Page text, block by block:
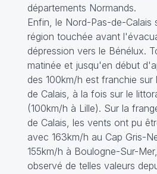
départements Normands.
Enfin, le Nord-Pas-de-Calais
région touchée avant
dépression vers le Bénélux.
matinée et jusqu'en début
des 100km/h est franchie sur
de Calais, à la fois sur le
(100km/h à Lille). Sur la
de Calais, les vents ont pu
avec 163km/h au Cap Gris-
155km/h à Boulogne-Sur-
observé de telles valeurs